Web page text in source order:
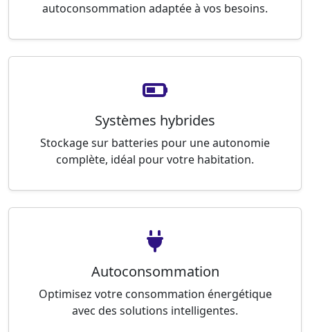
autoconsommation adaptée à vos besoins.
Systèmes hybrides
Stockage sur batteries pour une autonomie
complète, idéal pour votre habitation.
Autoconsommation
Optimisez votre consommation énergétique
avec des solutions intelligentes.